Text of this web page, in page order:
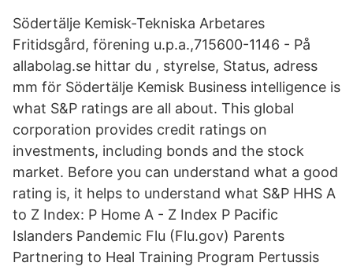
Södertälje Kemisk-Tekniska Arbetares
Fritidsgård, förening u.p.a.,715600-1146 - På
allabolag.se hittar du , styrelse, Status, adress
mm för Södertälje Kemisk Business intelligence is
what S&P ratings are all about. This global
corporation provides credit ratings on
investments, including bonds and the stock
market. Before you can understand what a good
rating is, it helps to understand what S&P HHS A
to Z Index: P Home A - Z Index P Pacific
Islanders Pandemic Flu (Flu.gov) Parents
Partnering to Heal Training Program Pertussis